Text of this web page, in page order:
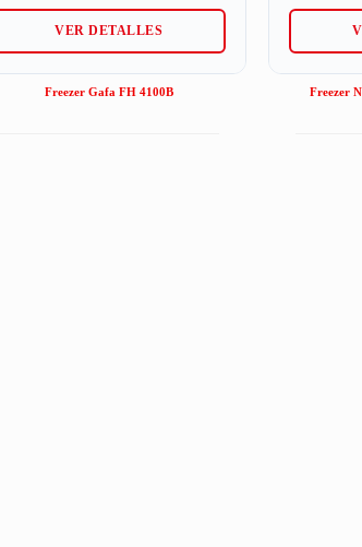
VER DETALLES
Freezer Gafa FH 4100B Freezer